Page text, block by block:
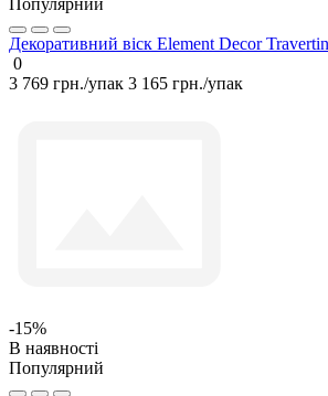
Декоративний віск Element Decor
0
3 769 грн./упак 3 165 грн./упак
-15%
В наявності
Популярний